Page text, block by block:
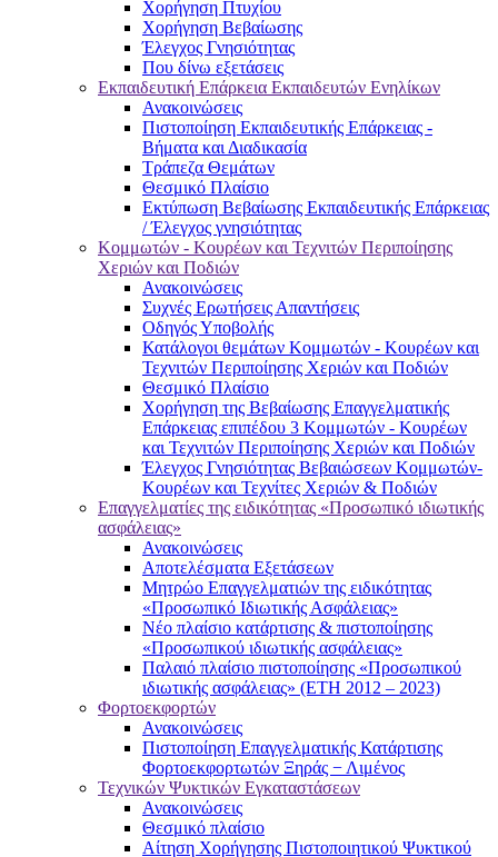
Χορήγηση Πτυχίου
Χορήγηση Βεβαίωσης
Έλεγχος Γνησιότητας
Που δίνω εξετάσεις
Εκπαιδευτική Επάρκεια Εκπαιδευτών Ενηλίκων
Ανακοινώσεις
Πιστοποίηση Εκπαιδευτικής Επάρκειας -
Βήματα και Διαδικασία
Τράπεζα Θεμάτων
Θεσμικό Πλαίσιο
Εκτύπωση Βεβαίωσης Εκπαιδευτικής Επάρκειας
/ Έλεγχος γνησιότητας
Κομμωτών - Κουρέων και Τεχνιτών Περιποίησης
Χεριών και Ποδιών
Ανακοινώσεις
Συχνές Ερωτήσεις Απαντήσεις
Οδηγός Υποβολής
Κατάλογοι θεμάτων Κομμωτών - Κουρέων και
Τεχνιτών Περιποίησης Χεριών και Ποδιών
Θεσμικό Πλαίσιο
Χορήγηση της Βεβαίωσης Επαγγελματικής
Επάρκειας επιπέδου 3 Κομμωτών - Κουρέων
και Τεχνιτών Περιποίησης Χεριών και Ποδιών
Έλεγχος Γνησιότητας Βεβαιώσεων Κομμωτών-
Κουρέων και Τεχνίτες Χεριών & Ποδιών
Επαγγελματίες της ειδικότητας «Προσωπικό ιδιωτικής
ασφάλειας»
Ανακοινώσεις
Αποτελέσματα Εξετάσεων
Μητρώο Επαγγελματιών της ειδικότητας
«Προσωπικό Ιδιωτικής Ασφάλειας»
Νέο πλαίσιο κατάρτισης & πιστοποίησης
«Προσωπικού ιδιωτικής ασφάλειας»
Παλαιό πλαίσιο πιστοποίησης «Προσωπικού
ιδιωτικής ασφάλειας» (ΕΤΗ 2012 – 2023)
Φορτοεκφορτών
Ανακοινώσεις
Πιστοποίηση Επαγγελματικής Κατάρτισης
Φορτοεκφορτωτών Ξηράς − Λιμένος
Τεχνικών Ψυκτικών Εγκαταστάσεων
Ανακοινώσεις
Θεσμικό πλαίσιο
Αίτηση Χορήγησης Πιστοποιητικού Ψυκτικού